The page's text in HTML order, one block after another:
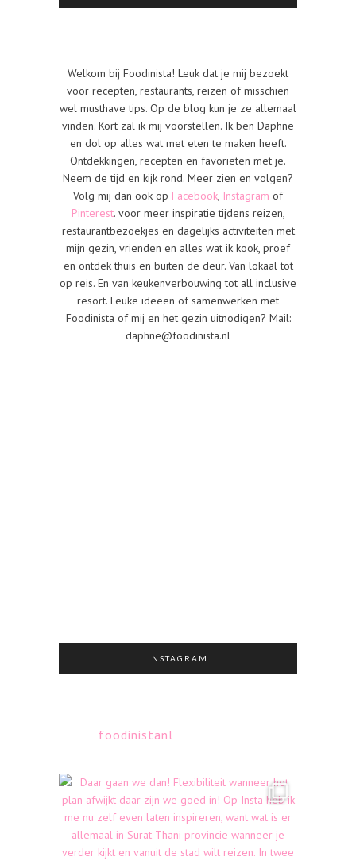
Welkom bij Foodinista! Leuk dat je mij bezoekt
voor recepten, restaurants, reizen of misschien
wel musthave tips. Op de blog kun je ze allemaal
vinden. Kort zal ik mij voorstellen. Ik ben Daphne
en dol op alles wat met eten te maken heeft.
Ontdekkingen, recepten en favorieten met je.
Neem de tijd en kijk rond. Meer zien en volgen?
Volg mij dan ook op Facebook, Instagram of
Pinterest. voor meer inspiratie tijdens reizen,
restaurantbezoekjes en dagelijks activiteiten met
mijn gezin, vrienden en alles wat ik kook, proef
en ontdek thuis en buiten de deur. Van lokaal tot
op reis. En van keukenverbouwing tot all inclusive
resort. Leuke ideeën of samenwerken met
Foodinista of mij en het gezin uitnodigen? Mail:
daphne@foodinista.nl
INSTAGRAM
foodinistanl